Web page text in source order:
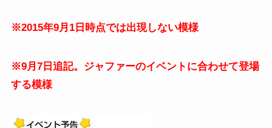
※2015年9月1日時点では出現しない模様
※9月7日追記。ジャファーのイベントに合わせて登場
する模様